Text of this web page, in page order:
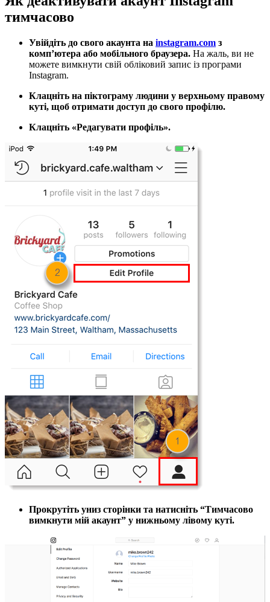
тимчасово
Увійдіть до свого акаунта на instagram.com з
комп’ютера або мобільного браузера. На жаль, ви не
можете вимкнути свій обліковий запис із програми
Instagram.
Клацніть на піктограму людини у верхньому правому
куті, щоб отримати доступ до свого профілю.
Клацніть «Редагувати профіль».
Прокрутіть униз сторінки та натисніть “Тимчасово
вимкнути мій акаунт” у нижньому лівому куті.